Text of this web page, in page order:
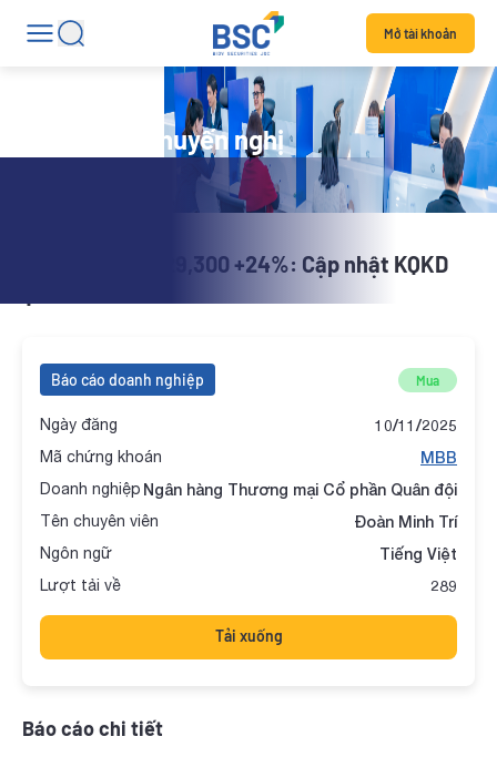
Mở tài khoản
Danh mục khuyến nghị
X-Stock | MBB 29,300 +24%: Cập nhật KQKD
Báo cáo doanh nghiệp Mua
Ngày đăng 10/11/2025
Mã chứng khoán MBB
Doanh nghiệp Ngân hàng Thương mại Cổ phần Quân đội
Tên chuyên viên Đoàn Minh Trí
Ngôn ngữ Tiếng Việt
Lượt tải về 289
Tải xuống
Báo cáo chi tiết